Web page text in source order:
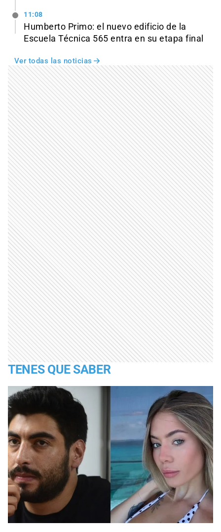
11:08
Humberto Primo: el nuevo edificio de la
Escuela Técnica 565 entra en su etapa final
Ver todas las noticias
TENES QUE SABER